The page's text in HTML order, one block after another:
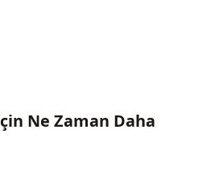
Ne Zaman Daha